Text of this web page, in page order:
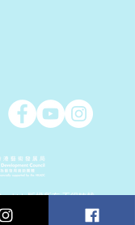
Ltd. 版權所有 不得轉載